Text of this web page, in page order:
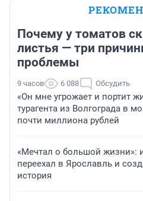
Почему у томатов
листья — три
проблемы
9 часов 6 088 Обсудить
«Он мне угрожает и портит
турагента из Волгограда в
почти миллиона рублей
«Мечтал о большой жизни»:
переехал в Ярославль и
история